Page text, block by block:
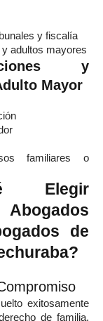
y fiscalía
adultos mayores
y
Mayor
familiares o
Elegir
de
exitosamente
de familia,